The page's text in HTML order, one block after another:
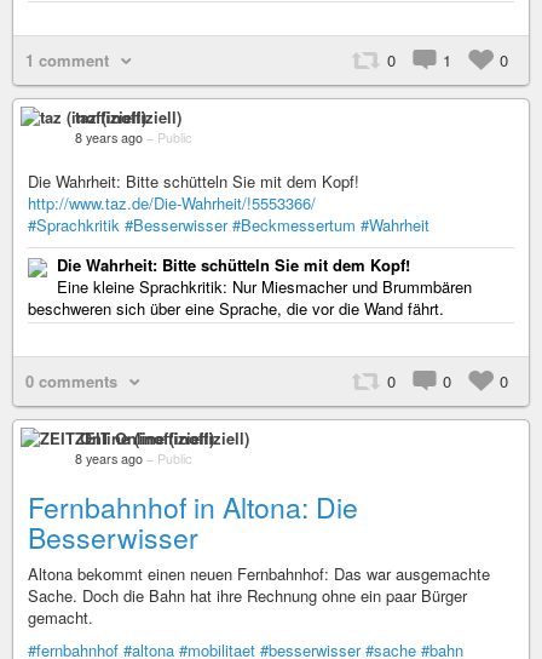
1 comment 0 1 0
taz (inoffiziell)
8 years ago – Public
Die Wahrheit: Bitte schütteln Sie mit dem Kopf!
http://www.taz.de/Die-Wahrheit/!5553366/
#Sprachkritik #Besserwisser #Beckmessertum #Wahrheit
Die Wahrheit: Bitte schütteln Sie mit dem Kopf!
Eine kleine Sprachkritik: Nur Miesmacher und Brummbären
beschweren sich über eine Sprache, die vor die Wand fährt.
0 comments 0 0 0
ZEIT Online (inoffiziell)
8 years ago – Public
Fernbahnhof in Altona: Die
Besserwisser
Altona bekommt einen neuen Fernbahnhof: Das war ausgemachte
Sache. Doch die Bahn hat ihre Rechnung ohne ein paar Bürger
gemacht.
#fernbahnhof #altona #mobilitaet #besserwisser #sache #bahn